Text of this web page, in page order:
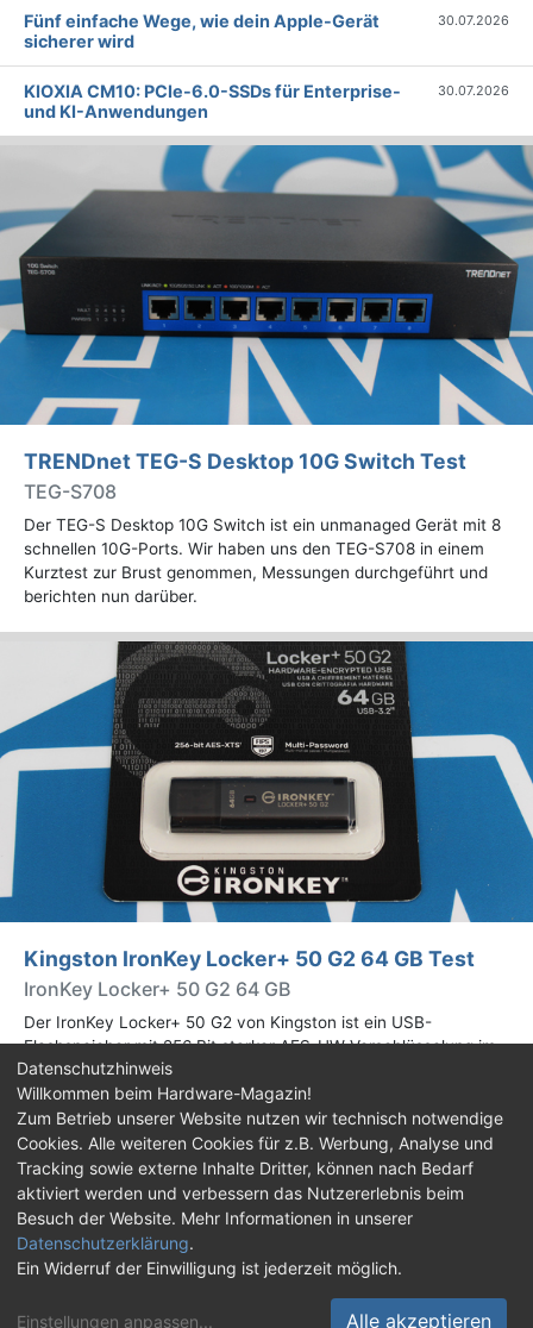
Fünf einfache Wege, wie dein Apple-Gerät
sicherer wird
30.07.2026
KIOXIA CM10: PCIe-6.0-SSDs für Enterprise-
und KI-Anwendungen
30.07.2026
TRENDnet TEG-S Desktop 10G Switch Test
TEG-S708
Der TEG-S Desktop 10G Switch ist ein unmanaged Gerät mit 8
schnellen 10G-Ports. Wir haben uns den TEG-S708 in einem
Kurztest zur Brust genommen, Messungen durchgeführt und
berichten nun darüber.
Kingston IronKey Locker+ 50 G2 64 GB Test
IronKey Locker+ 50 G2 64 GB
Der IronKey Locker+ 50 G2 von Kingston ist ein USB-
Flashspeicher mit 256 Bit starker AES-HW-Verschlüsselung im
XTS-Modus. Wir haben das 64-GB-Modell im Praxistest
genauer begutachtet.
Impressum| Kontakt |Jobs |Datenschutz |
Consent‑Einstellungen |Haftungsausschluss
Feed Facebook
Twitch
Discord
Datenschutzhinweis
Willkommen beim Hardware-Magazin!
Zum Betrieb unserer Website nutzen wir technisch notwendige
Cookies. Alle weiteren Cookies für z.B. Werbung, Analyse und
Tracking sowie externe Inhalte Dritter, können nach Bedarf
aktiviert werden und verbessern das Nutzererlebnis beim
Besuch der Website. Mehr Informationen in unserer
Datenschutzerklärung.
Ein Widerruf der Einwilligung ist jederzeit möglich.
Einstellungen anpassen... Alle akzeptieren